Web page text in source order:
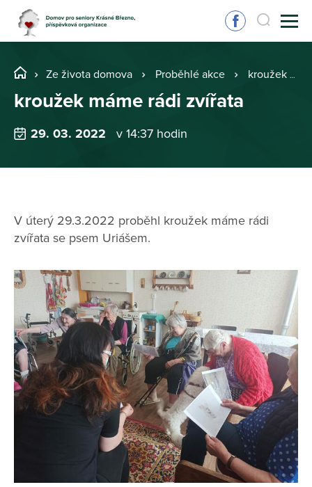
Ze života domova Proběhlé akce kroužek máme rádi zvířata
kroužek máme rádi zvířata
29. 03. 2022 v 14:37 hodin
V úterý 29.3.2022 proběhl kroužek máme rádi
zvířata se psem Uriášem.